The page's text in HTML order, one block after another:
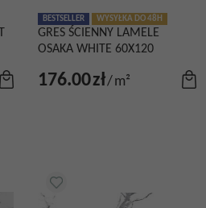
BESTSELLER WYSYŁKA DO 48H
GRES ŚCIENNY LAMELE
OSAKA WHITE 60X120
176.00zł/m²